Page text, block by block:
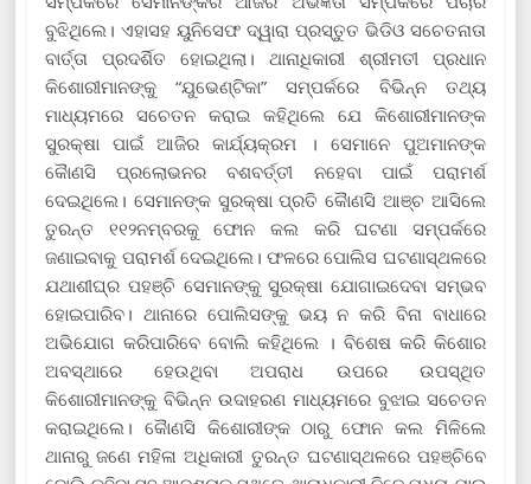
ବୁଝିଥିଲେ। ଏହାସହ ୟୁନିସେଫ ଦ୍ୱାରା ପ୍ରସ୍ତୁତ ଭିଡିଓ ସଚେତନାତା
ବାର୍ତ୍ତା ପ୍ରଦର୍ଶିତ ହୋଇଥିଲା। ଥାନାଧିକାରୀ ଶ୍ରୀମତୀ ପ୍ରଧାନ
କିଶୋରୀମାନଙ୍କୁ “ଯୁଭେଣ୍ଟିକା” ସମ୍ପର୍କରେ ବିଭିନ୍ନ ତଥ୍ୟ
ମାଧ୍ୟମରେ ସଚେତନ କରାଇ କହିଥିଲେ ଯେ କିଶୋରୀମାନଙ୍କ
ସୁରକ୍ଷା ପାଇଁ ଆଜିର କାର୍ଯ୍ୟକ୍ରମ । ସେମାନେ ପୁଅମାନଙ୍କ
କୈାଣସି ପ୍ରଲୋଭନର ବଶବର୍ତ୍ତୀ ନହେବା ପାଇଁ ପରାମର୍ଶ
ଦେଇଥିଲେ। ସେମାନଙ୍କ ସୁରକ୍ଷା ପ୍ରତି କୈାଣସି ଆଞ୍ଚ ଆସିଲେ
ତୁରନ୍ତ ୧୧୨ନମ୍ବରକୁ ଫୋନ କଲ କରି ଘଟଣା ସମ୍ପର୍କରେ
ଜଣାଇବାକୁ ପରାମର୍ଶ ଦେଇଥିଲେ। ଫଳରେ ପୋଲିସ ଘଟଣାସ୍ଥଳରେ
ଯଥାଶୀଘ୍ର ପହଞ୍ଚି ସେମାନଙ୍କୁ ସୁରକ୍ଷା ଯୋଗାଇଦେବା ସମ୍ଭବ
ହୋଇପାରିବ। ଥାନାରେ ପୋଲିସଙ୍କୁ ଭୟ ନ କରି ବିନା ବାଧାରେ
ଅଭିଯୋଗ କରିପାରିବେ ବୋଲି କହିଥିଲେ । ବିଶେଷ କରି କିଶୋର
ଅବସ୍ଥାରେ ହେଉଥିବା ଅପରାଧ ଉପରେ ଉପସ୍ଥିତ
କିଶୋରୀମାନଙ୍କୁ ବିଭିନ୍ନ ଉଦାହରଣ ମାଧ୍ୟମରେ ବୁଝାଇ ସଚେତନ
କରାଇଥିଲେ। କୈାଣସି କିଶୋରୀଙ୍କ ଠାରୁ ଫୋନ କଲ ମିଳିଲେ
ଥାନାରୁ ଜଣେ ମହିଳା ଅଧିକାରୀ ତୁରନ୍ତ ଘଟଣାସ୍ଥଳରେ ପହଞ୍ଚିବେ